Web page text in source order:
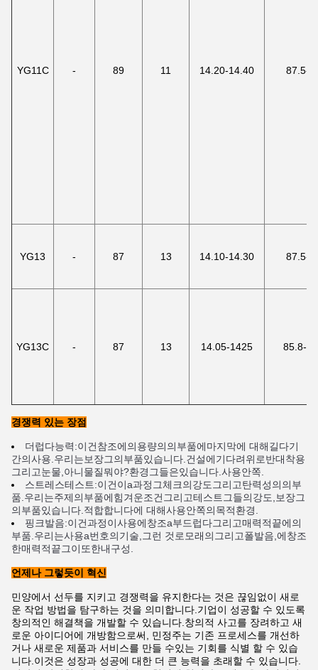
YG11C - 89 11 14.20-14.40 87.5-
YG13 - 87 13 14.10-14.30 87.5-
YG13C - 87 13 14.05-1425 85.8-
경쟁력 있는 장점
더럽다능력:이건참조에의용량의의부품에마지막에 대해길다기
간의사용 우리는보장그의부품있습니다. 건설에기다려위로반대착용
그리고눈물 아니물질뭐야?환경 그들은있습니다. 사용안쪽
스트레스테스트:이건이a과정 그체크의강도 그리고탄력성의의부
품 우리는주제의부품에힘겨운조건 그리고테스트 그들의강도 보장그
의부품있습니다. 적합합니다에 대해사용안쪽의목적환경
핑크발음:이건과정이사용에창조a부드럽다그리고매력적끝에의
부품 우리는사용a번호의기술 그런 것 로 모래의 그리고폴발음 에창조
한매력적끝그이 또한내구성
언제나 그렇듯이 혁신
민양에서 선두를 지키고 경쟁력을 유지한다는 것은 끊임없이 새로
운 작업 방법을 탐구하는 것을 의미합니다.기업이 성공할 수 있도록
창의적인 해결책을 개발할 수 있습니다.창의적 사고를 장려하고 새
로운 아이디어에 개방함으로써, 민정주는 기존 프로세스를 개선하
거나 새로운 제품과 서비스를 만들 수있는 기회를 식별 할 수 있습
니다.이것은 성장과 성공에 대한 더 큰 능력을 초래할 수 있습니다.